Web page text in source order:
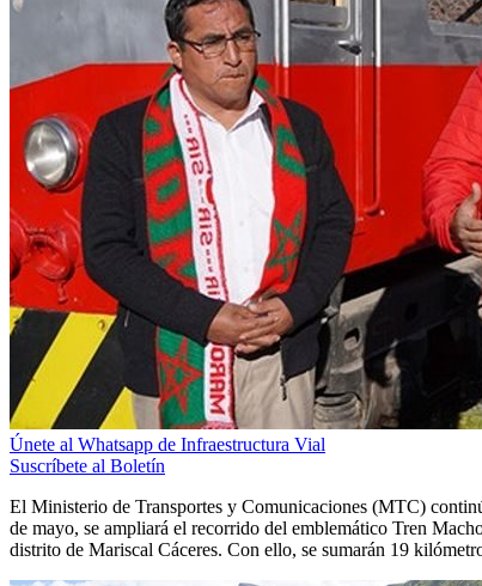
Únete al Whatsapp de Infraestructura Vial
Suscríbete al Boletín
El Ministerio de Transportes y Comunicaciones (MTC)
de mayo, se ampliará el recorrido del emblemático Tren
distrito de Mariscal Cáceres. Con ello, se sumarán 19